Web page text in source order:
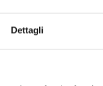
Dettagli